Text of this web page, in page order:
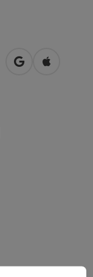
in Google Maps
in Apple